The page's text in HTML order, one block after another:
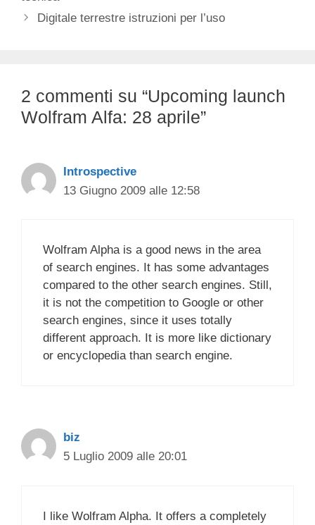
Digitale terrestre istruzioni per l’uso
2 commenti su “Upcoming launch
Wolfram Alfa: 28 aprile”
Introspective
13 Giugno 2009 alle 12:58
Wolfram Alpha is a good news in the area
of search engines. It has some advantages
compared to the other search engines. Still,
it is not the competition to Google or other
search engines, since it uses totally
different approach. It is more like dictionary
or encyclopedia than search engine.
biz
5 Luglio 2009 alle 20:01
I like Wolfram Alpha. It offers a completely